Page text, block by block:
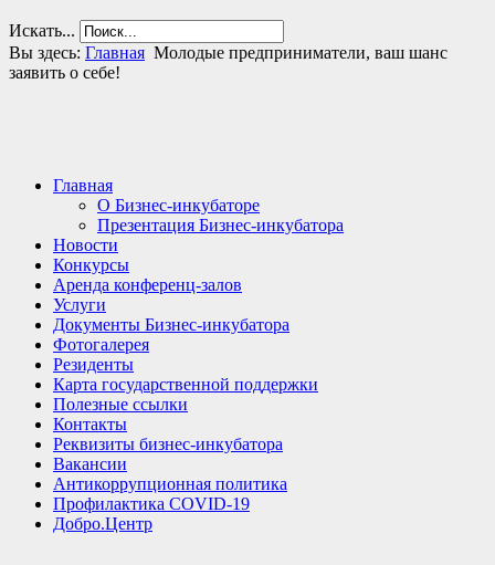
Искать...
Вы здесь: Главная Молодые предприниматели, ваш шанс
заявить о себе!
Главная
О Бизнес-инкубаторе
Презентация Бизнес-инкубатора
Новости
Конкурсы
Аренда конференц-залов
Услуги
Документы Бизнес-инкубатора
Фотогалерея
Резиденты
Карта государственной поддержки
Полезные ссылки
Контакты
Реквизиты бизнес-инкубатора
Вакансии
Антикоррупционная политика
Профилактика COVID-19
Добро.Центр